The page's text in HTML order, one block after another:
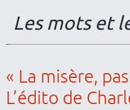
Les mots et
« La misère,
L’édito de